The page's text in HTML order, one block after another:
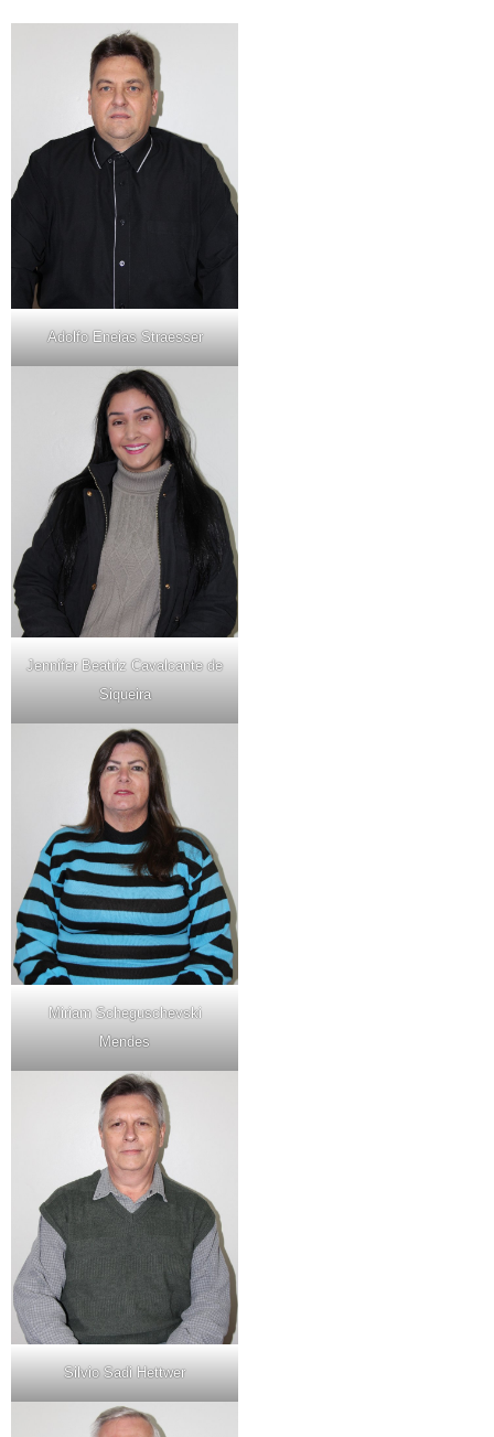
Adolfo Eneias Straesser
Jennifer Beatriz Cavalcante de
Siqueira
Miriam Scheguschevski
Mendes
Silvio Sadi Hettwer